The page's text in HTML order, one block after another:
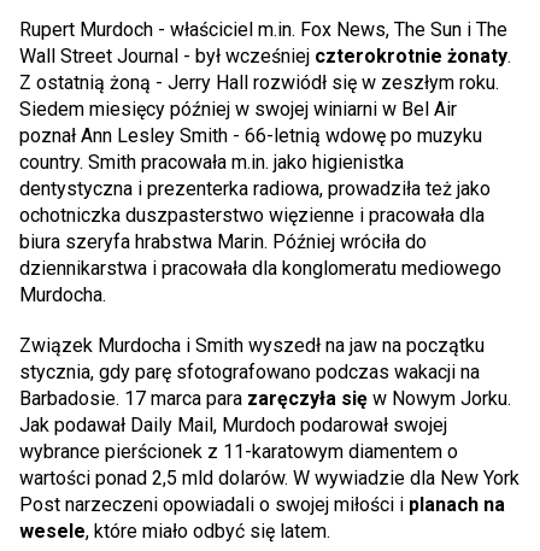
Rupert Murdoch - właściciel m.in. Fox News, The Sun i The
Wall Street Journal - był wcześniej czterokrotnie żonaty.
Z ostatnią żoną - Jerry Hall rozwiódł się w zeszłym roku.
Siedem miesięcy później w swojej winiarni w Bel Air
poznał Ann Lesley Smith - 66-letnią wdowę po muzyku
country. Smith pracowała m.in. jako higienistka
dentystyczna i prezenterka radiowa, prowadziła też jako
ochotniczka duszpasterstwo więzienne i pracowała dla
biura szeryfa hrabstwa Marin. Później wróciła do
dziennikarstwa i pracowała dla konglomeratu mediowego
Murdocha.
Związek Murdocha i Smith wyszedł na jaw na początku
stycznia, gdy parę sfotografowano podczas wakacji na
Barbadosie. 17 marca para zaręczyła się w Nowym Jorku.
Jak podawał Daily Mail, Murdoch podarował swojej
wybrance pierścionek z 11-karatowym diamentem o
wartości ponad 2,5 mld dolarów. W wywiadzie dla New York
Post narzeczeni opowiadali o swojej miłości i planach na
wesele, które miało odbyć się latem.